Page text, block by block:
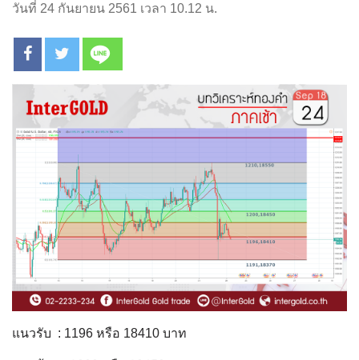
วันที่ 24 กันยายน 2561 เวลา 10.12 น.
แนวรับ : 1196 หรือ 18410 บาท